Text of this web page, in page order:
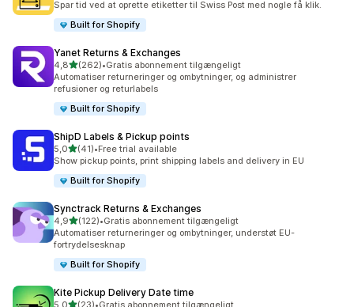
Spar tid ved at oprette etiketter til Swiss Post med nogle få klik.
Built for Shopify
Yanet Returns & Exchanges
4,8ud af 5 stjerner
(262)
262 anmeldelser i alt
•Gratis abonnement tilgængeligt
Automatiser returneringer og ombytninger, og administrer
refusioner og returlabels
Built for Shopify
ShipD Labels & Pickup points
5,0ud af 5 stjerner
(41)
41 anmeldelser i alt
•Free trial available
Show pickup points, print shipping labels and delivery in EU
Built for Shopify
Synctrack Returns & Exchanges
4,9ud af 5 stjerner
(122)
122 anmeldelser i alt
•Gratis abonnement tilgængeligt
Automatiser returneringer og ombytninger, understøt EU-
fortrydelsesknap
Built for Shopify
Kite Pickup Delivery Date time
5,0ud af 5 stjerner
(23)•Gratis abonnement tilgængeligt